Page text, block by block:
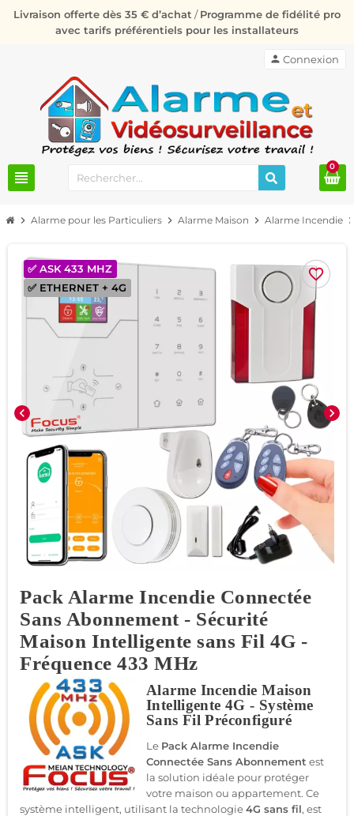
Livraison offerte dès 35 € d’achat /Programme de fidélité pro
avec tarifs préférentiels pour les installateurs
view_headline
person Connexion
0
chevron_right Alarme pour les Particuliers chevron_right Alarme Maison chevron_right Alarme Incendie
favorite_border
chevron_left chevron_right
✅ ETHERNET + 4G
✅ ASK 433 MHZ
Pack Alarme Incendie Connectée
Sans Abonnement - Sécurité
Maison Intelligente sans Fil 4G -
Fréquence 433 MHz
Alarme Incendie Maison
Intelligente 4G - Système
Sans Fil Préconfiguré
Le Pack Alarme Incendie
Connectée Sans Abonnement est
la solution idéale pour protéger
votre maison ou appartement. Ce
système intelligent, utilisant la technologie4G sans fil, est